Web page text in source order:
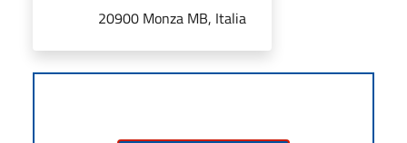
20900 Monza MB, Italia